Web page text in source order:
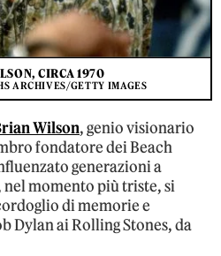
CIRCA 1970
ARCHIVES/GETTY IMAGES
Wilson, genio visionario
fondatore dei Beach
generazioni a
momento più triste, si
di memorie e
Dylan ai Rolling Stones, da